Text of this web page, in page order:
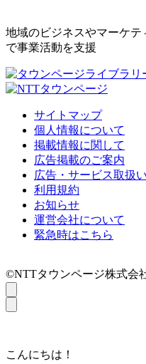
地域のビジネスやマーケ
で事業活動を支援
サイトマップ
個人情報について
掲載情報に関して
広告掲載のご案内
広告・サービス取扱
利用規約
お知らせ
運営会社について
緊急時はこちら
©NTTタウンページ株式会社
こんにちは！